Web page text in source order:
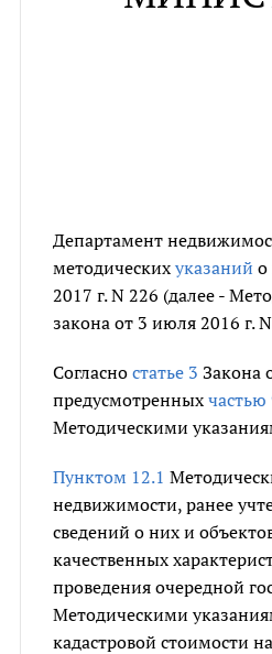
Департамент
методических указаний о
2017 г. N 226 (далее -
закона от 3 июля 2016 г.
Согласно статье 3 Закона
предусмотренных частью
Методическими
Пунктом 12.1
недвижимости, ранее
сведений о них и
качественных
проведения очередной
Методическими
кадастровой стоимости